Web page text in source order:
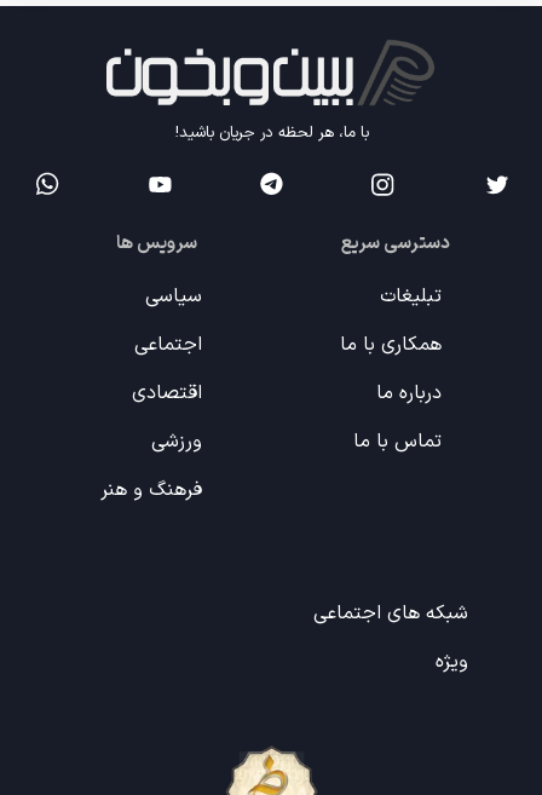
با ما، هر لحظه در جریان باشید!
دسترسی سریع
تبلیغات
همکاری با ما
درباره ما
تماس با ما
سرویس ها
سیاسی
اجتماعی
اقتصادی
ورزشی
فرهنگ و هنر
شبکه های اجتماعی
ویژه